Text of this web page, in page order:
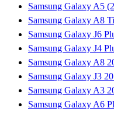
Samsung Galaxy A5
Samsung Galaxy A8
Samsung Galaxy J6
Samsung Galaxy J4
Samsung Galaxy A8
Samsung Galaxy J3
Samsung Galaxy A3
Samsung Galaxy A6